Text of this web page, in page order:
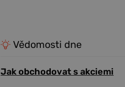
Vědomosti dne
Jak obchodovat s akciemi